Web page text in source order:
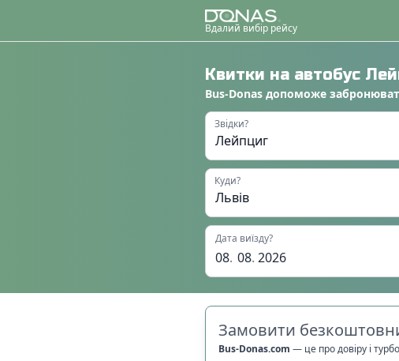
Вдалий вибір рейсу
Квитки на автобус
Bus-Donas допоможе
Звідки?
Куди?
Дата виїзду?
08. 08. 2026
Замовити
Bus-Donas.com — це про довіру і